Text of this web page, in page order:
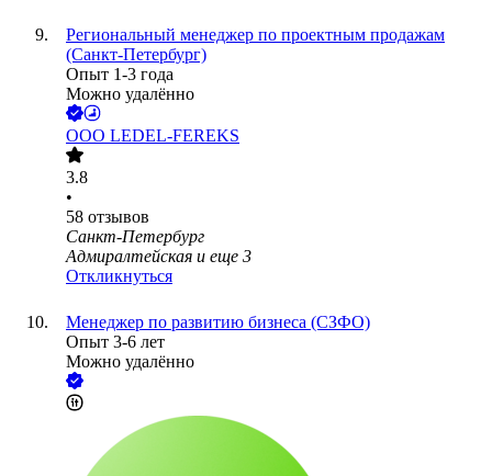
Региональный менеджер по проектным продажам
(Санкт-Петербург)
Опыт 1-3 года
Можно удалённо
ООО LEDEL-FEREKS
3.8
•
58 отзывов
Санкт-Петербург
Адмиралтейская и еще 3
Откликнуться
Менеджер по развитию бизнеса (СЗФО)
Опыт 3-6 лет
Можно удалённо